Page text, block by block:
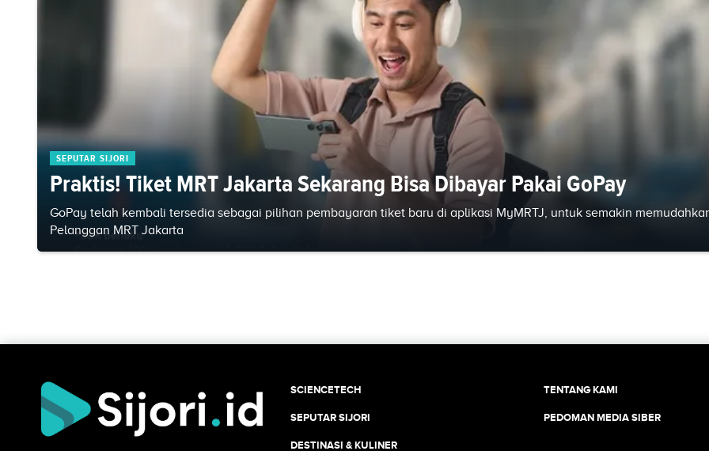
SEPUTAR SIJORI
Praktis! Tiket MRT Jakarta Sekarang Bisa Dibayar Pakai GoPay
GoPay telah kembali tersedia sebagai pilihan pembayaran tiket baru di aplikasi MyMRTJ, untuk semakin
Pelanggan MRT Jakarta
SCIENCETECH
SEPUTAR SIJORI
DESTINASI & KULINER
TENTANG KAMI
PEDOMAN MEDIA SIBER